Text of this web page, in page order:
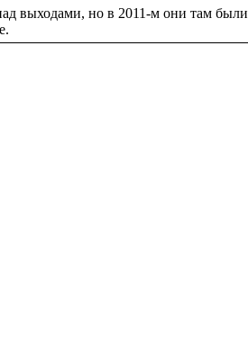
выходами, но в 2011-м они там были